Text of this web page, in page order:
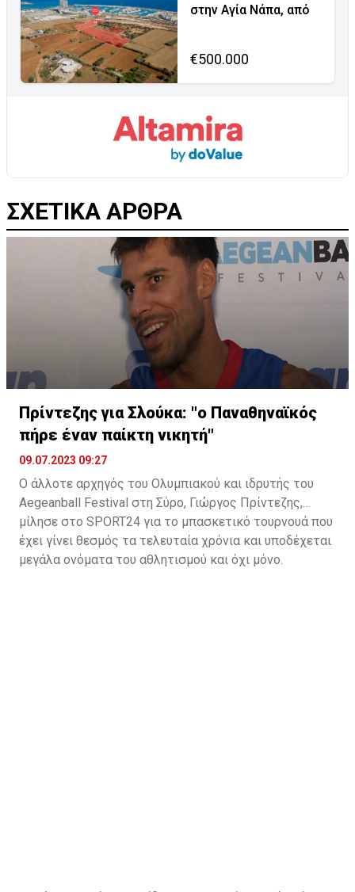
στην Αγία Νάπα, από
€500.000
ΣΧΕΤΙΚΑ ΑΡΘΡΑ
Πρίντεζης για Σλούκα: "ο Παναθηναϊκός
πήρε έναν παίκτη νικητή"
09.07.2023 09:27
Ο άλλοτε αρχηγός του Ολυμπιακού και ιδρυτής του
Aegeanball Festival στη Σύρο, Γιώργος Πρίντεζης,
μίλησε στο SPORT24 για το μπασκετικό τουρνουά που
έχει γίνει θεσμός τα τελευταία χρόνια και υποδέχεται
μεγάλα ονόματα του αθλητισμού και όχι μόνο.